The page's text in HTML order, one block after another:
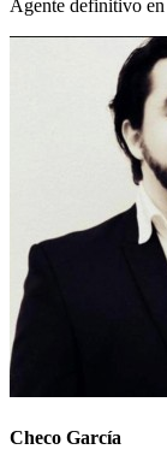
Agente definitivo
Checo García